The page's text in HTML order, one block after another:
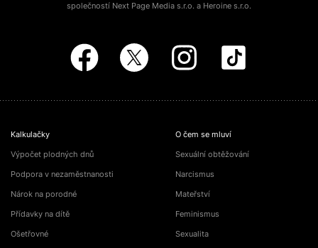
společností Next Page Media s.r.o. a Heroine s.r.o.
Kalkulačky
Výpočet plodných dnů
Podpora v nezaměstnanosti
Nárok na porodné
Přídavky na dítě
Ošetřovné
O čem se mluví
Sexuální obtěžování
Narcismus
Mateřství
Feminismus
Sexualita